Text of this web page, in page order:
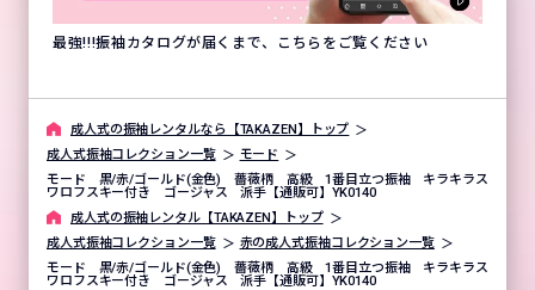
最強!!!振袖カタログが届くまで、こちらをご覧ください
成⼈式の振袖レンタルなら【TAKAZEN】トップ
成人式振袖コレクション一覧
モード
モード 黒/赤/ゴールド(金色) 薔薇柄 高級 1番目立つ振袖 キラキラス
ワロフスキー付き ゴージャス 派手【通販可】YK0140
成⼈式の振袖レンタル【TAKAZEN】トップ
成人式振袖コレクション一覧
赤の成人式振袖コレクション一覧
モード 黒/赤/ゴールド(金色) 薔薇柄 高級 1番目立つ振袖 キラキラス
ワロフスキー付き ゴージャス 派手【通販可】YK0140